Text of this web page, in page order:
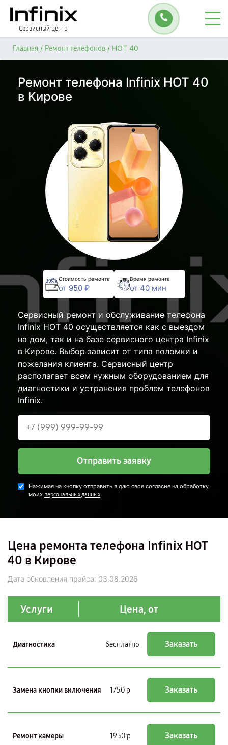
Сервисный центр
Главная / Ремонт телефонов / HOT 40
Ремонт телефона Infinix HOT 40
в Кирове
Стоимость ремонта
от 950 ₽
Время ремонта
от 40 мин
Сервисный ремонт и обслуживание телефона
Infinix HOT 40 осуществляется как с выездом
на дом, так и на базе сервисного центра Infinix
в Кирове. Выбор зависит от типа поломки и
пожелания клиента. Сервисный центр
располагает всем нужным оборудованием для
диагностики и устранения проблем телефонов
Infinix.
Отправить заявку
Нажимая на кнопку отправить я даю свое согласие на обработку
моих персональных данных.
Цена ремонта телефона Infinix HOT
40 в Кирове
Дата обновления прайса: 03.08.2026
Услуги Цена, от
Диагностика бесплатно Заказать
Замена кнопки включения 1750 р Заказать
Ремонт камеры 1950 р Заказать